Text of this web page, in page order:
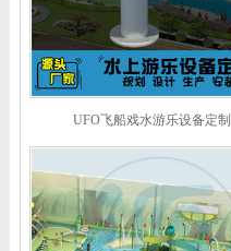
UFO飞船戏水游乐设备定制